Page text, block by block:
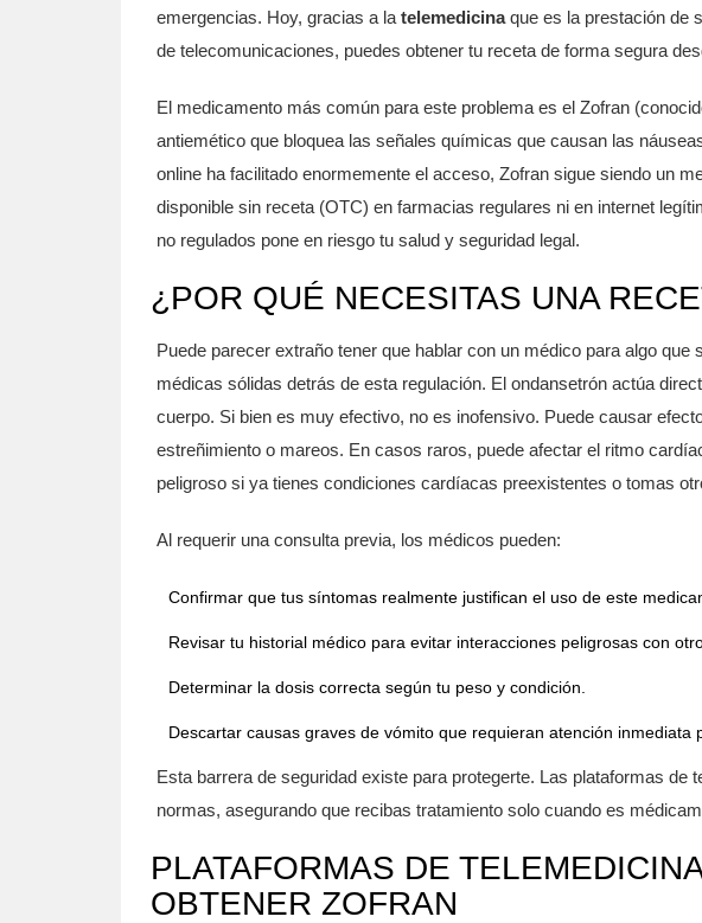
emergencias. Hoy, gracias a la telemedicinaque es la prestación de
de telecomunicaciones, puedes obtener tu receta de forma segura
El medicamento más común para este problema es el Zofran
antiemético que bloquea las señales químicas que causan las
online ha facilitado enormemente el acceso, Zofran sigue siendo un
disponible sin receta (OTC) en farmacias regulares ni en internet
no regulados pone en riesgo tu salud y seguridad legal.
¿POR QUÉ NECESITAS UNA
Puede parecer extraño tener que hablar con un médico para algo
médicas sólidas detrás de esta regulación. El ondansetrón actúa
cuerpo. Si bien es muy efectivo, no es inofensivo. Puede causar
estreñimiento o mareos. En casos raros, puede afectar el ritmo
peligroso si ya tienes condiciones cardíacas preexistentes o tomas
Al requerir una consulta previa, los médicos pueden:
Confirmar que tus síntomas realmente justifican el uso de este
Revisar tu historial médico para evitar interacciones peligrosas con
Determinar la dosis correcta según tu peso y condición.
Descartar causas graves de vómito que requieran atención inmediata
Esta barrera de seguridad existe para protegerte. Las plataformas de
normas, asegurando que recibas tratamiento solo cuando es
PLATAFORMAS DE
OBTENER ZOFRAN